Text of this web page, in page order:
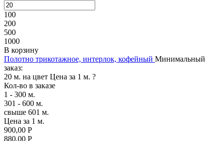
100
200
500
1000
В корзину
Полотно трикотажное, интерлок, кофейный Минимальный
заказ:
20 м. на цвет Цена за 1 м. ?
Кол-во в заказе
1 - 300 м.
301 - 600 м.
свыше 601 м.
Цена за 1 м.
900,00 Р
880,00 Р